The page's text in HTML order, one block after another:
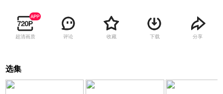
超清画质 评论 收藏 下载 分享
选集